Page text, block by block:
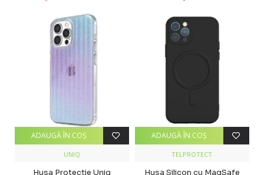
UNIQ
Husa Protectie Uniq
ADAUGĂ ÎN COŞ
TELPROTECT
Husa Silicon cu MagSafe
ADAUGĂ ÎN COŞ